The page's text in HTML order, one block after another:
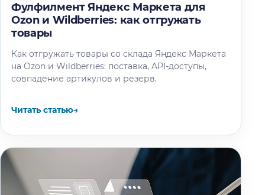
Фулфилмент Яндекс Маркета для
Ozon и Wildberries: как отгружать
товары
Как отгружать товары со склада Яндекс Маркета
на Ozon и Wildberries: поставка, API-доступы,
совпадение артикулов и резерв.
Читать статью→